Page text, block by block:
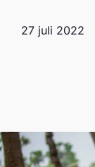
27 juli 2022